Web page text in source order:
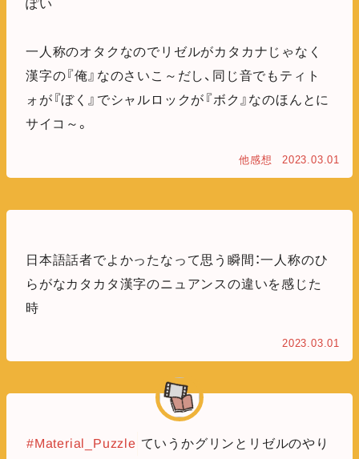
ぽい
一人称のオタクなのでリゼルがカタカナじゃなく
漢字の『俺』なのさいこ～だし、同じ音でもティト
ォが『ぼく』でシャルロックが『ボク』なのほんとに
サイコ～。
他感想 2023.03.01
日本語話者でよかったなって思う瞬間：一人称のひ
らがなカタカタ漢字のニュアンスの違いを感じた
時
2023.03.01
#Material_Puzzle ていうかグリンとリゼルのやり